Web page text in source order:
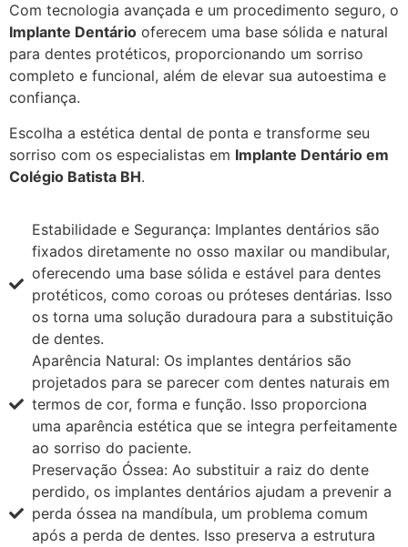
Com tecnologia avançada e um procedimento seguro, o
Implante Dentário oferecem uma base sólida e natural
para dentes protéticos, proporcionando um sorriso
completo e funcional, além de elevar sua autoestima e
confiança.
Escolha a estética dental de ponta e transforme seu
sorriso com os especialistas em Implante Dentário em
Colégio Batista BH.
Estabilidade e Segurança: Implantes dentários são
fixados diretamente no osso maxilar ou mandibular,
oferecendo uma base sólida e estável para dentes
protéticos, como coroas ou próteses dentárias. Isso
os torna uma solução duradoura para a substituição
de dentes.
Aparência Natural: Os implantes dentários são
projetados para se parecer com dentes naturais em
termos de cor, forma e função. Isso proporciona
uma aparência estética que se integra perfeitamente
ao sorriso do paciente.
Preservação Óssea: Ao substituir a raiz do dente
perdido, os implantes dentários ajudam a prevenir a
perda óssea na mandíbula, um problema comum
após a perda de dentes. Isso preserva a estrutura